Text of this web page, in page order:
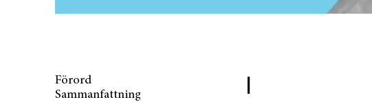
Förord
Sammanfattning
Förord